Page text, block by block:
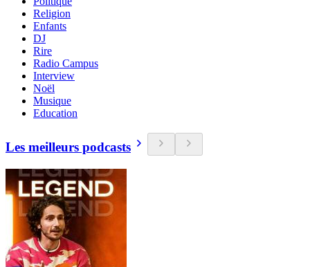
Religion
Enfants
DJ
Rire
Radio Campus
Interview
Noël
Musique
Education
Les meilleurs podcasts